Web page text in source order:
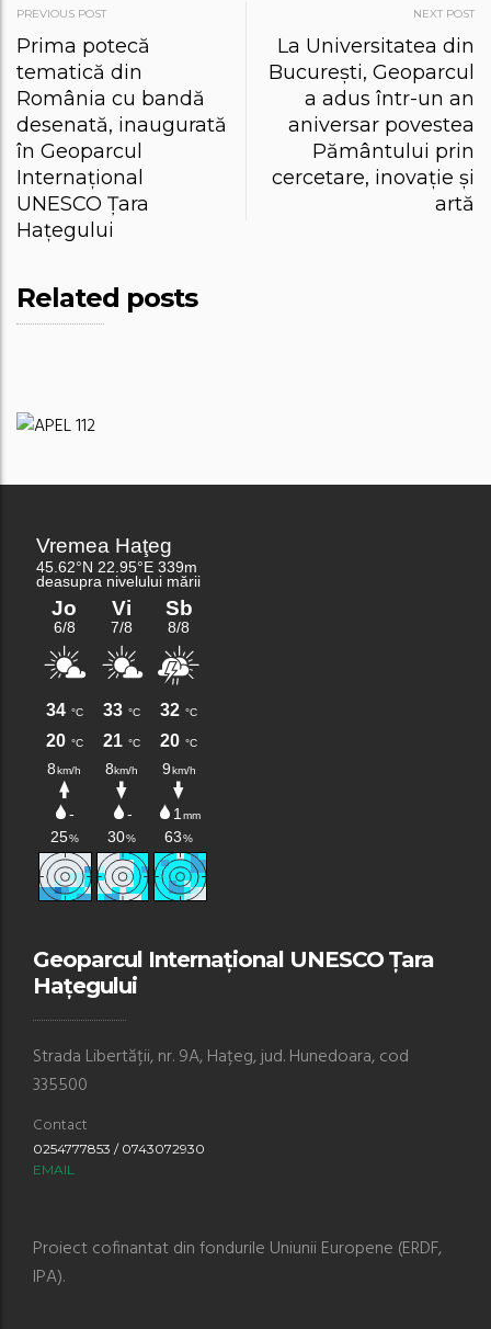
Post
navigation
PREVIOUS POST
Prima potecă
tematică din
România cu bandă
desenată, inaugurată
în Geoparcul
Internațional
UNESCO Țara
Hațegului
NEXT POST
La Universitatea din
București, Geoparcul
a adus într-un an
aniversar povestea
Pământului prin
cercetare, inovație și
artă
Related posts
Geoparcul Internațional UNESCO Țara
Hațegului
Strada Libertății, nr. 9A, Hațeg, jud. Hunedoara, cod
335500
Contact
0254777853 / 0743072930
EMAIL
Proiect cofinantat din fondurile Uniunii Europene (ERDF,
IPA).